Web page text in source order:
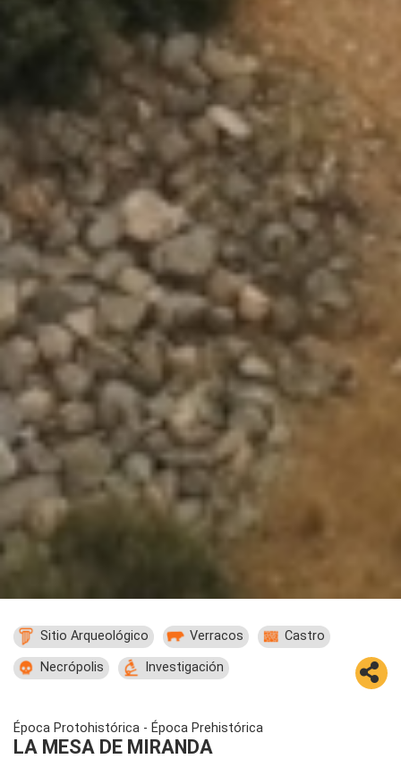
Sitio Arqueológico Verracos Castro
Necrópolis Investigación
Época Protohistórica - Época Prehistórica
LA MESA DE MIRANDA